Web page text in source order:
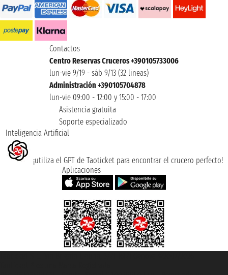
Contactos
Centro Reservas Cruceros +390105733006
lun-vie 9/19 - sáb 9/13 (32 lineas)
Administración +390105704878
lun-vie 09:00 - 12:00 y 15:00 - 17:00
Asistencia gratuita
Soporte especializado
Inteligencia Artificial
¡utiliza el GPT de Taoticket para encontrar el crucero perfecto!
Aplicaciones